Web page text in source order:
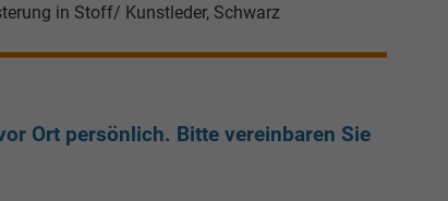
in Stoff/ Kunstleder, Schwarz
Ort persönlich. Bitte vereinbaren Sie